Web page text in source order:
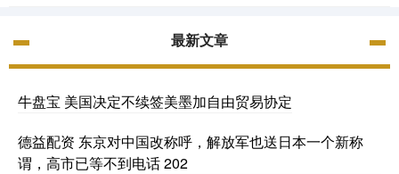
最新文章
牛盘宝 美国决定不续签美墨加自由贸易协定
德益配资 东京对中国改称呼，解放军也送日本一个新称
谓，高市已等不到电话 202